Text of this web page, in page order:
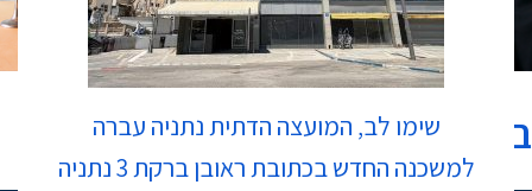
שימו לב, המועצה הדתית נתניה עברה
למשכנה החדש בכתובת ראובן ברקת 3 נתניה
בוארון בשרים